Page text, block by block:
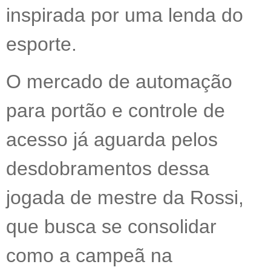
inspirada por uma lenda do
esporte.
O mercado de automação
para portão e controle de
acesso já aguarda pelos
desdobramentos dessa
jogada de mestre da Rossi,
que busca se consolidar
como a campeã na